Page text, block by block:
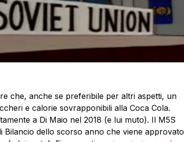
che, anche se preferibile per altri aspetti, un
e calorie sovrapponibili alla Coca Cola.
a Di Maio nel 2018 (e lui muto). Il M5S
Bilancio dello scorso anno che viene approvato